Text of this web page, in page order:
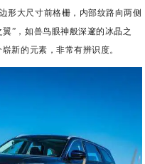
形大尺寸前格栅，内部纹路向两侧
”，如兽鸟眼神般深邃的冰晶之
新的元素，非常有辨识度。